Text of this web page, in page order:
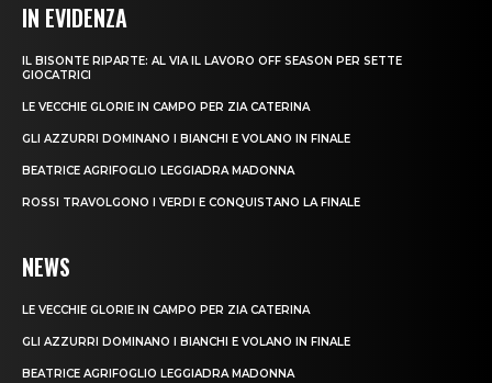
IN EVIDENZA
IL BISONTE RIPARTE: AL VIA IL LAVORO OFF SEASON PER SETTE
GIOCATRICI
LE VECCHIE GLORIE IN CAMPO PER ZIA CATERINA
GLI AZZURRI DOMINANO I BIANCHI E VOLANO IN FINALE
BEATRICE AGRIFOGLIO LEGGIADRA MADONNA
ROSSI TRAVOLGONO I VERDI E CONQUISTANO LA FINALE
NEWS
LE VECCHIE GLORIE IN CAMPO PER ZIA CATERINA
GLI AZZURRI DOMINANO I BIANCHI E VOLANO IN FINALE
BEATRICE AGRIFOGLIO LEGGIADRA MADONNA